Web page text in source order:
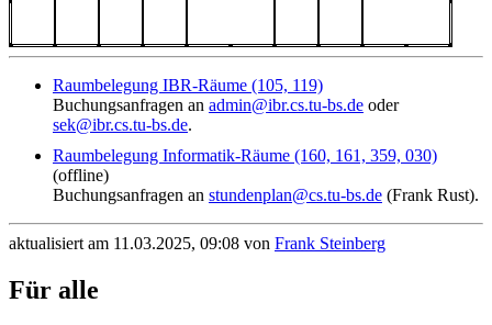
Raumbelegung IBR-Räume (105, 119)
Buchungsanfragen an admin@ibr.cs.tu-bs.de oder
sek@ibr.cs.tu-bs.de.
Raumbelegung Informatik-Räume (160, 161, 359, 030)
(offline)
Buchungsanfragen an stundenplan@cs.tu-bs.de (Frank Rust).
aktualisiert am 11.03.2025, 09:08 von Frank Steinberg
Für alle